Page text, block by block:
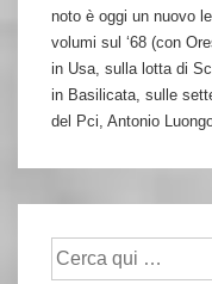
noto è oggi un nuovo
volumi sul ‘68 (con
in Usa, sulla lotta di
in Basilicata, sulle
del Pci, Antonio
Cerca: